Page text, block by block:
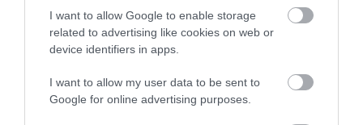
I want to allow Google to enable storage
related to advertising like cookies on web or
device identifiers in apps.
I want to allow my user data to be sent to
Google for online advertising purposes.